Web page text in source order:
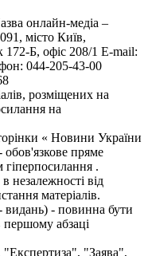
онлайн-медіа –
місто Київ,
Б, офіс 208/1 E-mail:
044-205-43-00
розміщених на
на
« Новини України
обов'язкове пряме
гіперпосилання .
незалежності від
матеріалів.
видань) - повинна бути
першому абзаці
"Заява",